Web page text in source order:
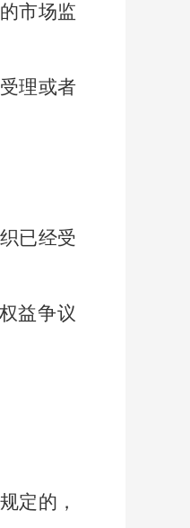
市场监
理或者
已经受
益争议
定的，